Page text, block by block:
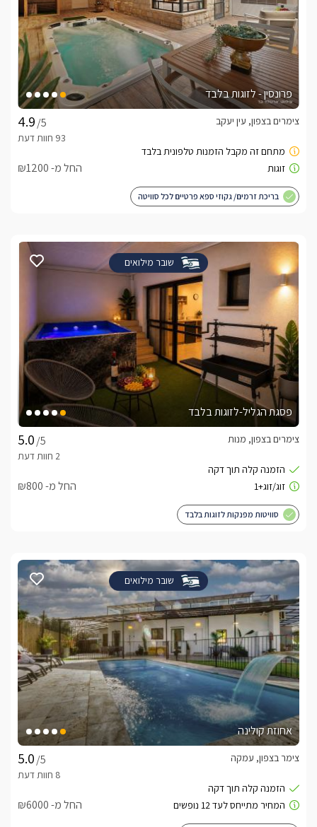
פרונסין - לזוגות בלבד
/5
צימרים בצפון, עין יעקב
החל מ- ₪1200
בריכת זרמים/ גקוזי ספא פרטיים לכל סוויטה
שובר מילואים
פסגת הגליל-לזוגות בלבד
/5
צימרים בצפון, מנות
החל מ- ₪800
סוויטות מפנקות לזוגות בלבד
שובר מילואים
אחוזת קולינה
/5
צימר בצפון, עמקה
החל מ- ₪6000